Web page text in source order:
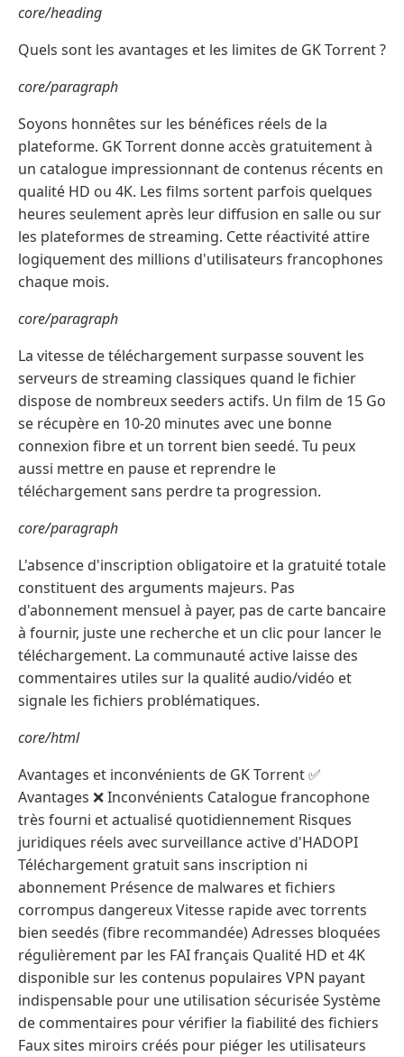
core/heading
Quels sont les avantages et les limites de GK Torrent ?
core/paragraph
Soyons honnêtes sur les bénéfices réels de la
plateforme. GK Torrent donne accès gratuitement à
un catalogue impressionnant de contenus récents en
qualité HD ou 4K. Les films sortent parfois quelques
heures seulement après leur diffusion en salle ou sur
les plateformes de streaming. Cette réactivité attire
logiquement des millions d'utilisateurs francophones
chaque mois.
core/paragraph
La vitesse de téléchargement surpasse souvent les
serveurs de streaming classiques quand le fichier
dispose de nombreux seeders actifs. Un film de 15 Go
se récupère en 10-20 minutes avec une bonne
connexion fibre et un torrent bien seedé. Tu peux
aussi mettre en pause et reprendre le
téléchargement sans perdre ta progression.
core/paragraph
L'absence d'inscription obligatoire et la gratuité totale
constituent des arguments majeurs. Pas
d'abonnement mensuel à payer, pas de carte bancaire
à fournir, juste une recherche et un clic pour lancer le
téléchargement. La communauté active laisse des
commentaires utiles sur la qualité audio/vidéo et
signale les fichiers problématiques.
core/html
Avantages et inconvénients de GK Torrent ✅
Avantages ❌ Inconvénients Catalogue francophone
très fourni et actualisé quotidiennement Risques
juridiques réels avec surveillance active d'HADOPI
Téléchargement gratuit sans inscription ni
abonnement Présence de malwares et fichiers
corrompus dangereux Vitesse rapide avec torrents
bien seedés (fibre recommandée) Adresses bloquées
régulièrement par les FAI français Qualité HD et 4K
disponible sur les contenus populaires VPN payant
indispensable pour une utilisation sécurisée Système
de commentaires pour vérifier la fiabilité des fichiers
Faux sites miroirs créés pour piéger les utilisateurs